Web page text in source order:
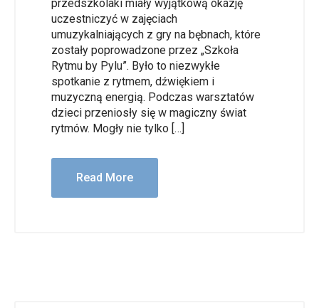
przedszkolaki miały wyjątkową okazję
uczestniczyć w zajęciach
umuzykalniających z gry na bębnach, które
zostały poprowadzone przez „Szkoła
Rytmu by Pylu”. Było to niezwykłe
spotkanie z rytmem, dźwiękiem i
muzyczną energią. Podczas warsztatów
dzieci przeniosły się w magiczny świat
rytmów. Mogły nie tylko […]
Read More